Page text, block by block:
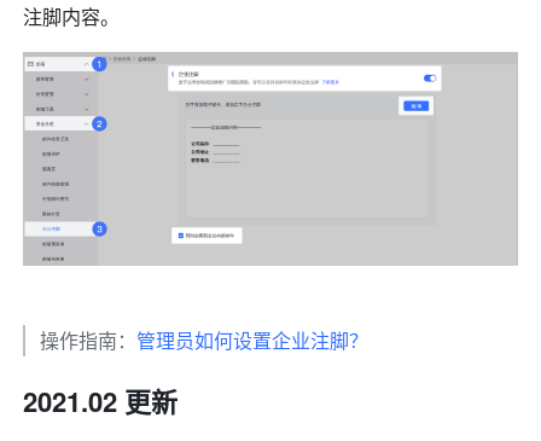
注脚内容。
操作指南： 管理员如何设置企业注脚？
2021.02 更新